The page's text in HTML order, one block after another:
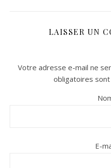
LAISSER UN
Votre adresse e-mail ne
obligatoires
E-